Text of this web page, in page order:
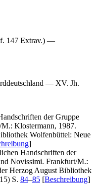
147 Extrav.) —
— XV. Jh.
der Gruppe
Klostermann, 1987.
Wolfenbüttel: Neue
]
Handschriften der
Novissimi. Frankfurt/M.:
Herzog August Bibliothek
S. 84–85 [Beschreibung]